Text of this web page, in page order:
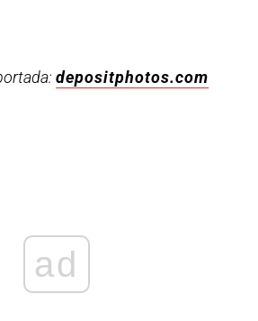
depositphotos.com
ad